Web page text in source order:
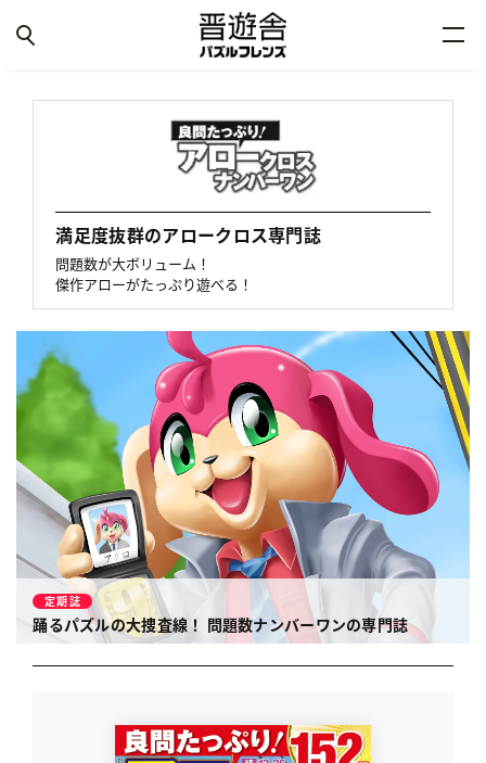
満足度抜群のアロークロス専門誌
問題数が大ボリューム！
傑作アローがたっぷり遊べる！
定期誌
踊るパズルの大捜査線！ 問題数ナンバーワンの専門誌